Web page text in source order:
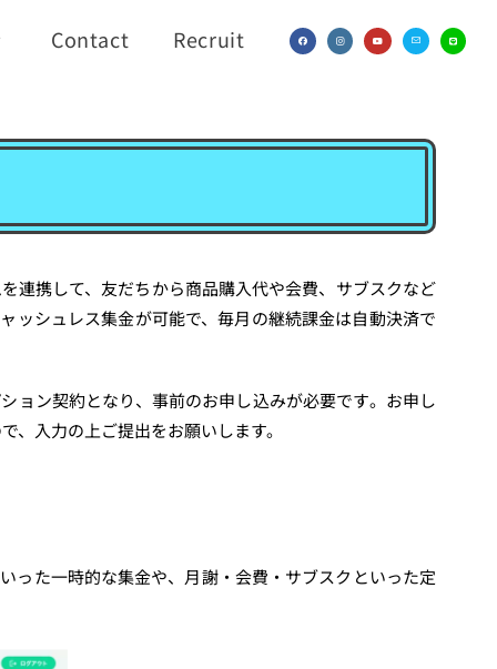
Contact Recruit
連携して、友だちから商品購入代や会費、サブスクなど
ッシュレス集金が可能で、毎月の継続課金は自動決済で
ョン契約となり、事前のお申し込みが必要です。お申し
、入力の上ご提出をお願いします。
った一時的な集金や、月謝・会費・サブスクといった定